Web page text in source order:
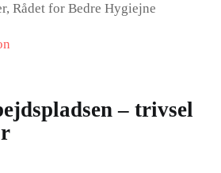
Rådet for Bedre Hygiejne
– trivsel